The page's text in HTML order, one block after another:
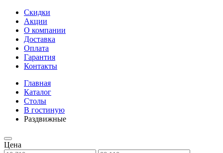
Скидки
Акции
О компании
Доставка
Оплата
Гарантия
Контакты
Главная
Каталог
Столы
В гостиную
Раздвижные
Цена